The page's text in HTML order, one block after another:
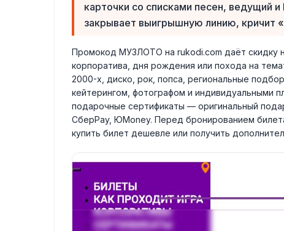
карточки со списками песен, ведущий
закрывает выигрышную линию, кричит
Промокод МУЗЛОТО на rukodi.com даёт скидку
корпоратива, дня рождения или похода на
2000-х, диско, рок, попса, региональные
кейтерингом, фотографом и индивидуальными
подарочные сертификаты — оригинальный
СберPay, ЮMoney. Перед бронированием
купить билет дешевле или получить